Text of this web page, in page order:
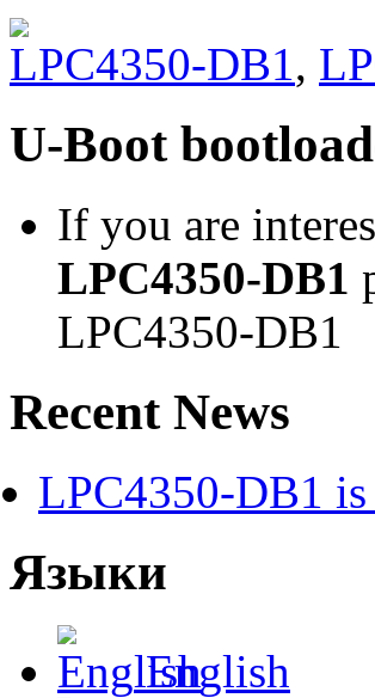
LPC4350-DB1,
U-Boot
If you are
LPC4350-DB1
LPC4350-DB1
Recent News
LPC4350-DB1 is
Языки
English